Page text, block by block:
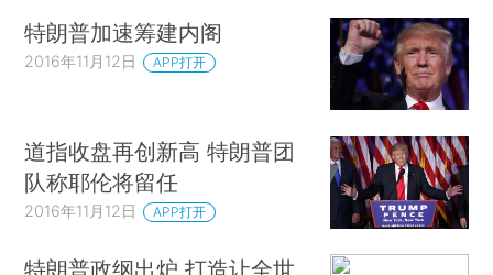
特朗普加速筹建内阁
2016年11月12日 APP打开
道指收盘再创新高 特朗普团
队称耶伦将留任
2016年11月12日 APP打开
特朗普政纲出炉 打造让全世